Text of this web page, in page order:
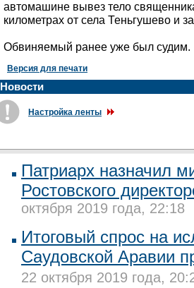
автомашине вывез тело
километрах от села Теньгушево и
Обвиняемый ранее уже был судим.
Версия для печати
Новости
Настройка ленты
Патриарх назначил
Ростовского
октября 2019 года, 22:18
Итоговый спрос на
Саудовской Аравии
22 октября 2019 года,